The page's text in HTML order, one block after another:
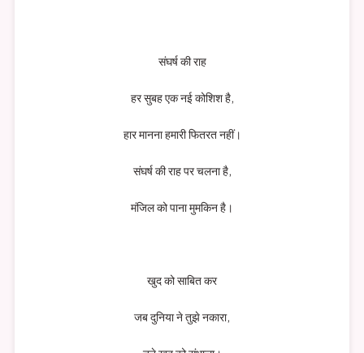
संघर्ष की राह
हर सुबह एक नई कोशिश है,
हार मानना हमारी फितरत नहीं।
संघर्ष की राह पर चलना है,
मंजिल को पाना मुमकिन है।
खुद को साबित कर
जब दुनिया ने तुझे नकारा,